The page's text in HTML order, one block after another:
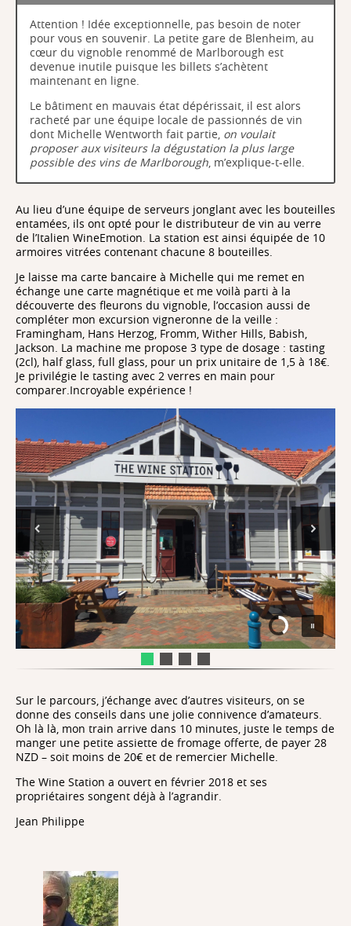
Attention ! Idée exceptionnelle, pas besoin de noter
pour vous en souvenir. La petite gare de Blenheim, au
cœur du vignoble renommé de Marlborough est
devenue inutile puisque les billets s’achètent
maintenant en ligne.
Le bâtiment en mauvais état dépérissait, il est alors
racheté par une équipe locale de passionnés de vin
dont Michelle Wentworth fait partie, on voulait
proposer aux visiteurs la dégustation la plus large
possible des vins de Marlborough, m’explique-t-elle.
Au lieu d’une équipe de serveurs jonglant avec les bouteilles
entamées, ils ont opté pour le distributeur de vin au verre
de l’Italien WineEmotion. La station est ainsi équipée de 10
armoires vitrées contenant chacune 8 bouteilles.
Je laisse ma carte bancaire à Michelle qui me remet en
échange une carte magnétique et me voilà parti à la
découverte des fleurons du vignoble, l’occasion aussi de
compléter mon excursion vigneronne de la veille :
Framingham, Hans Herzog, Fromm, Wither Hills, Babish,
Jackson. La machine me propose 3 type de dosage : tasting
(2cl), half glass, full glass, pour un prix unitaire de 1,5 à 18€.
Je privilégie le tasting avec 2 verres en main pour
comparer.Incroyable expérience !
Sur le parcours, j’échange avec d’autres visiteurs, on se
donne des conseils dans une jolie connivence d’amateurs.
Oh là là, mon train arrive dans 10 minutes, juste le temps de
manger une petite assiette de fromage offerte, de payer 28
NZD – soit moins de 20€ et de remercier Michelle.
The Wine Station a ouvert en février 2018 et ses
propriétaires songent déjà à l’agrandir.
Jean Philippe